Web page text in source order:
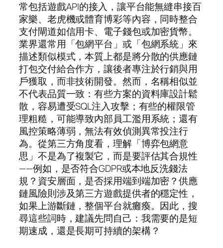
常包括遊戲API的接入，讓平台能無縫串接百
家樂、老虎機或體育博彩等內容，同時整合
支付閘道如信用卡、電子錢包或加密貨幣。
業界還常用「包網平台」或「包網系統」來
描述類似模式，本質上都是將分散的供應鏈
打包交付給合作方，讓後者專注於行銷與用
戶獲取，而非技術開發。然而，名稱相似並
不代表品質一致：有些方案的資料庫設計鬆
散，容易遭受SQL注入攻擊；有些的權限管
理粗糙，可能導致內部員工濫用系統；還有
風控策略薄弱，無法有效偵測異常投注行
為。從第三方角度看，理解「博弈包網意
思」不是為了複製它，而是要評估其合規性
——例如，是否符合GDPR或本地反洗錢法
規？資安層面，是否採用端到端加密？供應
鏈風險則涉及第三方遊戲提供者的穩定性，
如果上游斷鏈，整個平台就癱瘓。因此，搜
尋這些詞時，建議先問自己：我需要的是短
期速成，還是長期可持續的架構？